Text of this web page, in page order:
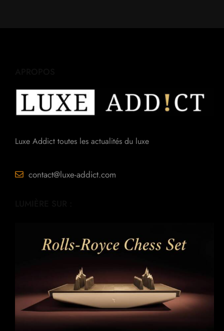
Luxe Addict toutes les actualités du luxe
contact@luxe-addict.com